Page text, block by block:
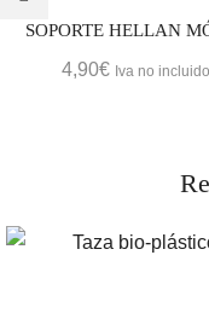
SOPORTE HELLAN
4,90€ Iva no incluido